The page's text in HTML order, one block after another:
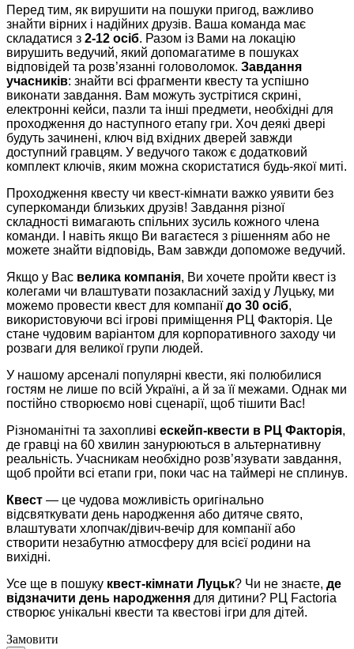
Перед тим, як вирушити на пошуки пригод, важливо
знайти вірних і надійних друзів. Ваша команда має
складатися з 2-12 осіб. Разом із Вами на локацію
вирушить ведучий, який допомагатиме в пошуках
відповідей та розв’язанні головоломок. Завдання
учасників: знайти всі фрагменти квесту та успішно
виконати завдання. Вам можуть зустрітися скрині,
електронні кейси, пазли та інші предмети, необхідні для
проходження до наступного етапу гри. Хоч деякі двері
будуть зачинені, ключ від вхідних дверей завжди
доступний гравцям. У ведучого також є додатковий
комплект ключів, яким можна скористатися будь-якої миті.
Проходження квесту чи квест-кімнати важко уявити без
суперкоманди близьких друзів! Завдання різної
складності вимагають спільних зусиль кожного члена
команди. І навіть якщо Ви вагаєтеся з рішенням або не
можете знайти відповідь, Вам завжди допоможе ведучий.
Якщо у Вас велика компанія, Ви хочете пройти квест із
колегами чи влаштувати позакласний захід у Луцьку, ми
можемо провести квест для компаніїдо 30 осіб,
використовуючи всі ігрові приміщення РЦ Факторія. Це
стане чудовим варіантом для корпоративного заходу чи
розваги для великої групи людей.
У нашому арсеналі популярні квести, які полюбилися
гостям не лише по всій Україні, а й за її межами. Однак ми
постійно створюємо нові сценарії, щоб тішити Вас!
Різноманітні та захопливі ескейп-квести в РЦ Факторія,
де гравці на 60 хвилин занурюються в альтернативну
реальність. Учасникам необхідно розв’язувати завдання,
щоб пройти всі етапи гри, поки час на таймері не сплинув.
Квест — це чудова можливість оригінально
відсвяткувати день народження або дитяче свято,
влаштувати хлопчак/дівич-вечір для компанії або
створити незабутню атмосферу для всієї родини на
вихідні.
Усе ще в пошуку квест-кімнати Луцьк? Чи не знаєте, де
відзначити день народження для дитини? РЦ Factoria
створює унікальні квести та квестові ігри для дітей.
Замовити